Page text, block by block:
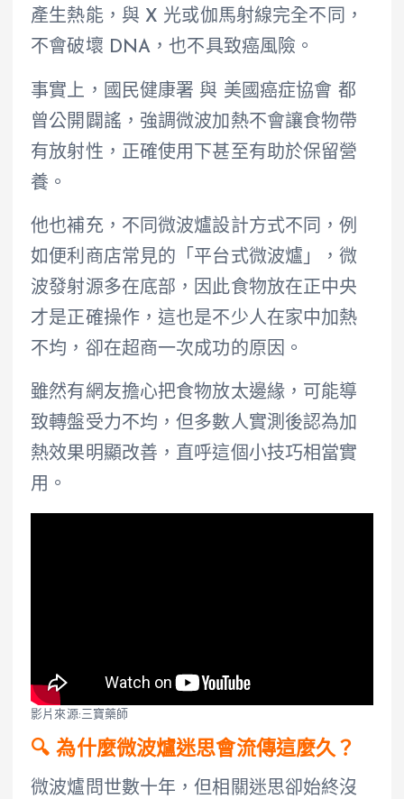
產生熱能，與 X 光或伽馬射線完全不同，
不會破壞 DNA，也不具致癌風險。
事實上，國民健康署 與 美國癌症協會 都
曾公開闢謠，強調微波加熱不會讓食物帶
有放射性，正確使用下甚至有助於保留營
養。
他也補充，不同微波爐設計方式不同，例
如便利商店常見的「平台式微波爐」，微
波發射源多在底部，因此食物放在正中央
才是正確操作，這也是不少人在家中加熱
不均，卻在超商一次成功的原因。
雖然有網友擔心把食物放太邊緣，可能導
致轉盤受力不均，但多數人實測後認為加
熱效果明顯改善，直呼這個小技巧相當實
用。
影片來源:三寶藥師
🔍 為什麼微波爐迷思會流傳這麼久？
微波爐問世數十年，但相關迷思卻始終沒